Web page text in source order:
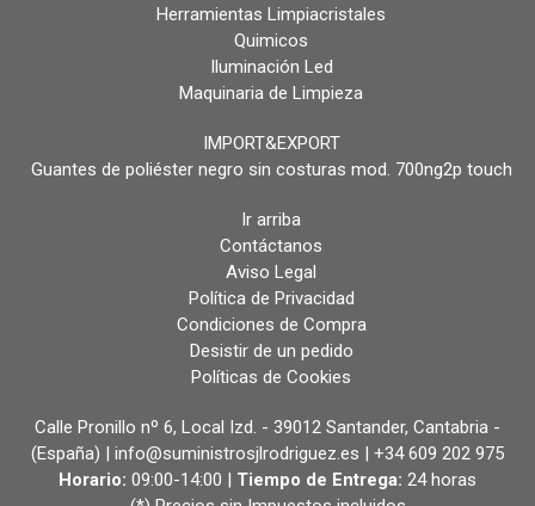
Herramientas Limpiacristales
Quimicos
Iluminación Led
Maquinaria de Limpieza
IMPORT&EXPORT
Guantes de poliéster negro sin costuras mod. 700ng2p touch
Ir arriba
Contáctanos
Aviso Legal
Política de Privacidad
Condiciones de Compra
Desistir de un pedido
Políticas de Cookies
Calle Pronillo nº 6, Local Izd. - 39012 Santander, Cantabria -
(España) | info@suministrosjlrodriguez.es | +34 609 202 975
Horario: 09:00-14:00 | Tiempo de Entrega: 24 horas